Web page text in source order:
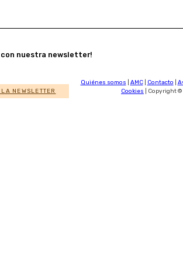
con nuestra newsletter!
NEWSLETTER
Quiénes somos AMC| Contacto
Cookies | Copyright